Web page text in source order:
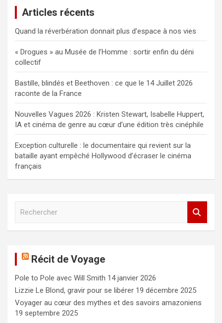
Articles récents
Quand la réverbération donnait plus d’espace à nos vies
« Drogues » au Musée de l’Homme : sortir enfin du déni
collectif
Bastille, blindés et Beethoven : ce que le 14 Juillet 2026
raconte de la France
Nouvelles Vagues 2026 : Kristen Stewart, Isabelle Huppert,
IA et cinéma de genre au cœur d’une édition très cinéphile
Exception culturelle : le documentaire qui revient sur la
bataille ayant empêché Hollywood d’écraser le cinéma
français
c
h
e
r
Récit de Voyage
Pole to Pole avec Will Smith 14 janvier 2026
Lizzie Le Blond, gravir pour se libérer 19 décembre 2025
Voyager au cœur des mythes et des savoirs amazoniens
19 septembre 2025